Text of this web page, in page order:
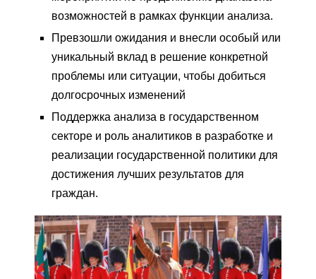
возможностей в рамках функции анализа.
Превзошли ожидания и внесли особый или
уникальный вклад в решение конкретной
проблемы или ситуации, чтобы добиться
долгосрочных изменений
Поддержка анализа в государственном
секторе и роль аналитиков в разработке и
реализации государственной политики для
достижения лучших результатов для
граждан.